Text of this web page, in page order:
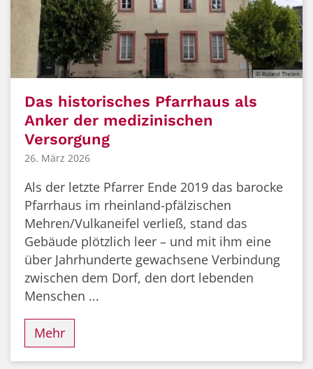
© Roland Thelen
Das historisches Pfarrhaus als
Anker der medizinischen
Versorgung
26. März 2026
Als der letzte Pfarrer Ende 2019 das barocke
Pfarrhaus im rheinland-pfälzischen
Mehren/Vulkaneifel verließ, stand das
Gebäude plötzlich leer – und mit ihm eine
über Jahrhunderte gewachsene Verbindung
zwischen dem Dorf, den dort lebenden
Menschen ...
Mehr